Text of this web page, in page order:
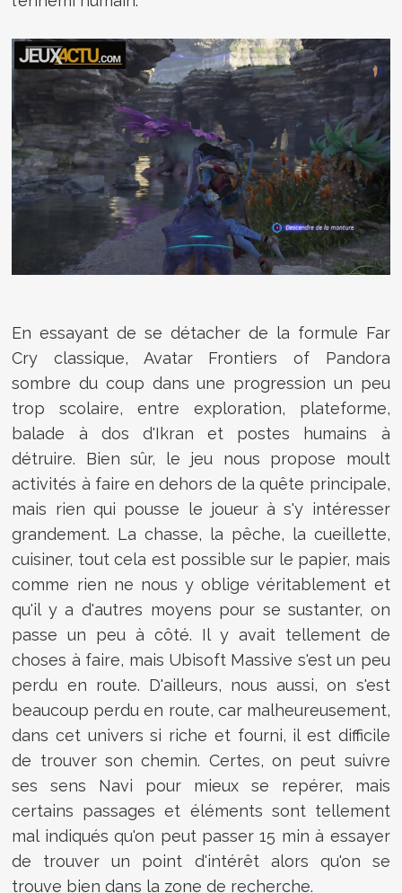
En essayant de se détacher de la formule Far
Cry classique, Avatar Frontiers of Pandora
sombre du coup dans une progression un peu
trop scolaire, entre exploration, plateforme,
balade à dos d'Ikran et postes humains à
détruire. Bien sûr, le jeu nous propose moult
activités à faire en dehors de la quête principale,
mais rien qui pousse le joueur à s'y intéresser
grandement. La chasse, la pêche, la cueillette,
cuisiner, tout cela est possible sur le papier, mais
comme rien ne nous y oblige véritablement et
qu'il y a d'autres moyens pour se sustanter, on
passe un peu à côté. Il y avait tellement de
choses à faire, mais Ubisoft Massive s'est un peu
perdu en route. D'ailleurs, nous aussi, on s'est
beaucoup perdu en route, car malheureusement,
dans cet univers si riche et fourni, il est difficile
de trouver son chemin. Certes, on peut suivre
ses sens Navi pour mieux se repérer, mais
certains passages et éléments sont tellement
mal indiqués qu'on peut passer 15 min à essayer
de trouver un point d'intérêt alors qu'on se
trouve bien dans la zone de recherche.